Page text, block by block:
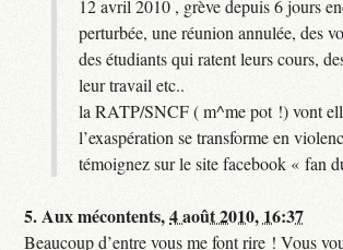
12 avril 2010 , grève depuis 6 jours
perturbée, une réunion annulée, des
des étudiants qui ratent leurs cours,
leur travail etc..
la RATP/SNCF ( m^me pot !) vont
l’exaspération se transforme en
témoignez sur le site facebook « fan
5.Aux mécontents,4 août 2010, 16:37
Beaucoup d’entre vous me font rire ! Vous